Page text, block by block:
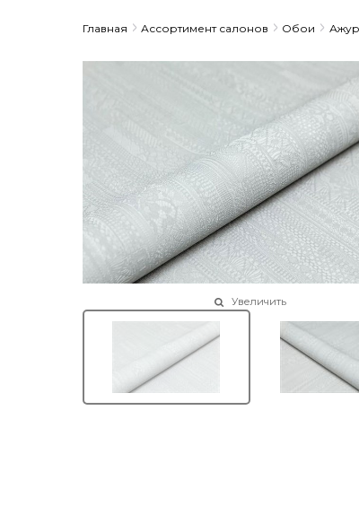
Главная Ассортимент салонов Обои Ажур
Увеличить